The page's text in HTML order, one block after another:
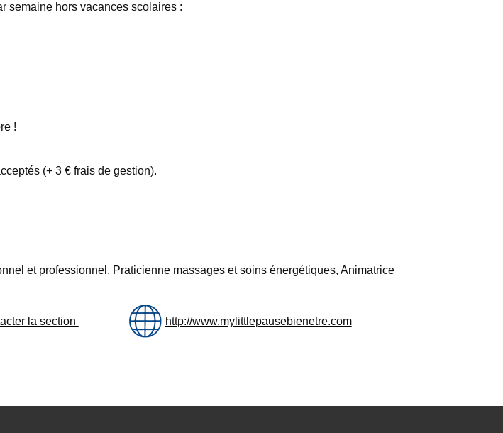
semaine hors vacances scolaires :
!
(+ 3 € frais de gestion).
et professionnel, Praticienne massages et soins énergétiques, Animatrice
la section http://www.mylittlepausebienetre.com